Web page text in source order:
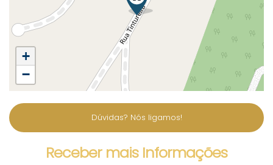
+
−
Dúvidas? Nós ligamos!
Receber mais Informações